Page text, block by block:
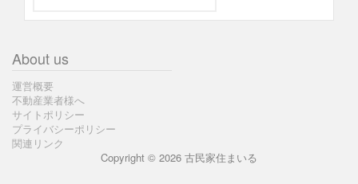
About us
運営概要
不動産業者様へ
サイトポリシー
プライバシーポリシー
関連リンク
Copyright © 2026 古民家住まいる